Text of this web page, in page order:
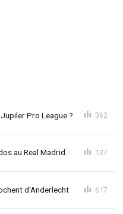
Pro League ? 362
au Real Madrid 137
d'Anderlecht 617